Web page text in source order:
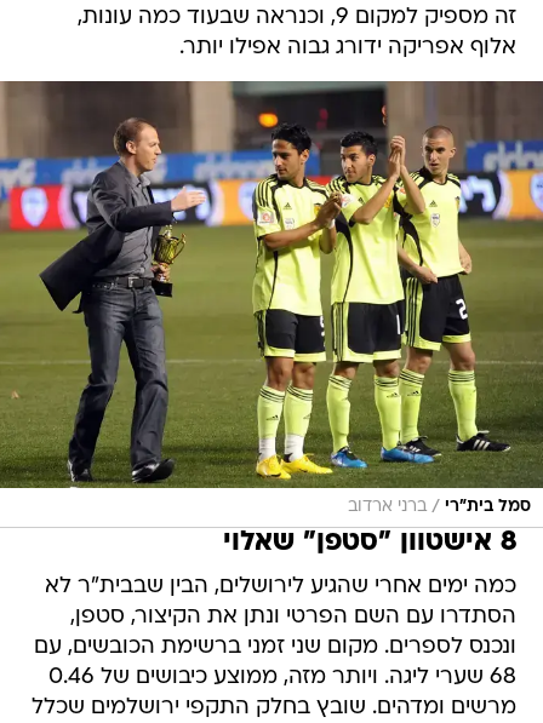
זה מספיק למקום 9, וכנראה שבעוד כמה עונות,
אלוף אפריקה ידורג גבוה אפילו יותר.
סמל בית"רי / ברני ארדוב
8 אישטוון "סטפן" שאלוי
כמה ימים אחרי שהגיע לירושלים, הבין שבבית"ר לא
הסתדרו עם השם הפרטי ונתן את הקיצור, סטפן,
ונכנס לספרים. מקום שני זמני ברשימת הכובשים, עם
מרשים ומדהים. שובץ בחלק התקפי ירושלמים שכלל